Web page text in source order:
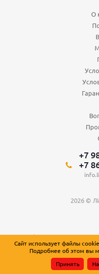
О
+7
+7
2026 ©
Вся информация о товарах на
является публичной
Гражданского
Сайт использует файлы
Подробнее об этом вы
Принять